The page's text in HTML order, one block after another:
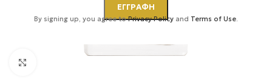
By signing up, you agree toPrivacy Policy and Terms of Use.